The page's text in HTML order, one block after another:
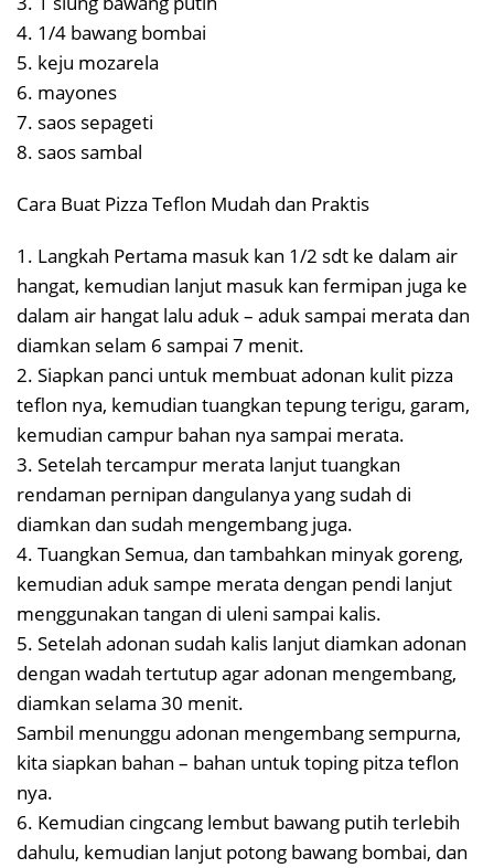
4. 1/4 bawang bombai
5. keju mozarela
6. mayones
7. saos sepageti
8. saos sambal
Cara Buat Pizza Teflon Mudah dan Praktis
1. Langkah Pertama masuk kan 1/2 sdt ke dalam air
hangat, kemudian lanjut masuk kan fermipan juga ke
dalam air hangat lalu aduk – aduk sampai merata dan
diamkan selam 6 sampai 7 menit.
2. Siapkan panci untuk membuat adonan kulit pizza
teflon nya, kemudian tuangkan tepung terigu, garam,
kemudian campur bahan nya sampai merata.
3. Setelah tercampur merata lanjut tuangkan
rendaman pernipan dangulanya yang sudah di
diamkan dan sudah mengembang juga.
4. Tuangkan Semua, dan tambahkan minyak goreng,
kemudian aduk sampe merata dengan pendi lanjut
menggunakan tangan di uleni sampai kalis.
5. Setelah adonan sudah kalis lanjut diamkan adonan
dengan wadah tertutup agar adonan mengembang,
diamkan selama 30 menit.
Sambil menunggu adonan mengembang sempurna,
kita siapkan bahan – bahan untuk toping pitza teflon
nya.
6. Kemudian cingcang lembut bawang putih terlebih
dahulu, kemudian lanjut potong bawang bombai, dan